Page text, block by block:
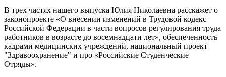
В трех частях нашего выпуска Юлия Николаевна расскажет о
законопроекте «О внесении изменений в Трудовой кодекс
Российской Федерации в части вопросов регулирования труда
работников в возрасте до восемнадцати лет», обеспеченность
кадрами медицинских учреждений, национальный проект
"Здравоохранение" и про «Российские Студенческие
Отряды».